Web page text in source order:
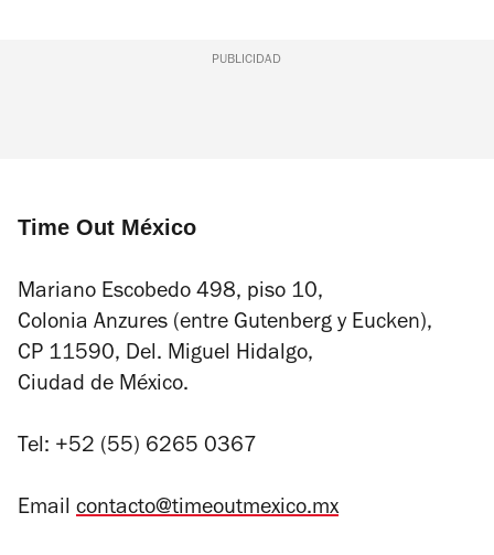
PUBLICIDAD
Time Out México
Mariano Escobedo 498, piso 10,
Colonia Anzures (entre Gutenberg y Eucken),
CP 11590, Del. Miguel Hidalgo,
Ciudad de México.
Tel: +52 (55) 6265 0367
Email contacto@timeoutmexico.mx